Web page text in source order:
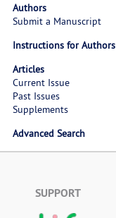
Authors
Submit a Manuscript
Instructions for Authors
Articles
Current Issue
Past Issues
Supplements
Advanced Search
SUPPORT